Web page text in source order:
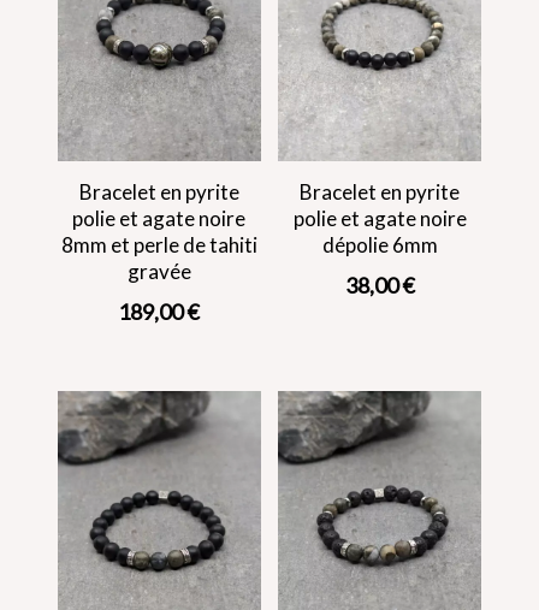
Bracelet en pyrite
polie et agate noire
8mm et perle de tahiti
gravée
189,00€
Bracelet en pyrite
polie et agate noire
dépolie 6mm
38,00€